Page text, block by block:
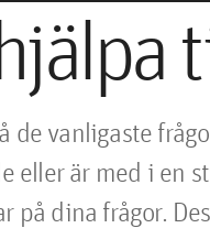
de vanligaste
eller är med i en
på dina frågor.